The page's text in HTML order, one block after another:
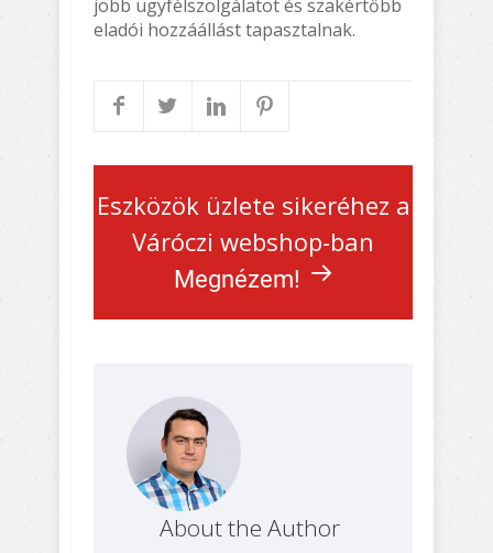
jobb ügyfélszolgálatot és szakértőbb
eladói hozzáállást tapasztalnak.
Eszközök üzlete sikeréhez a
Váróczi webshop-ban
Megnézem!
About the Author